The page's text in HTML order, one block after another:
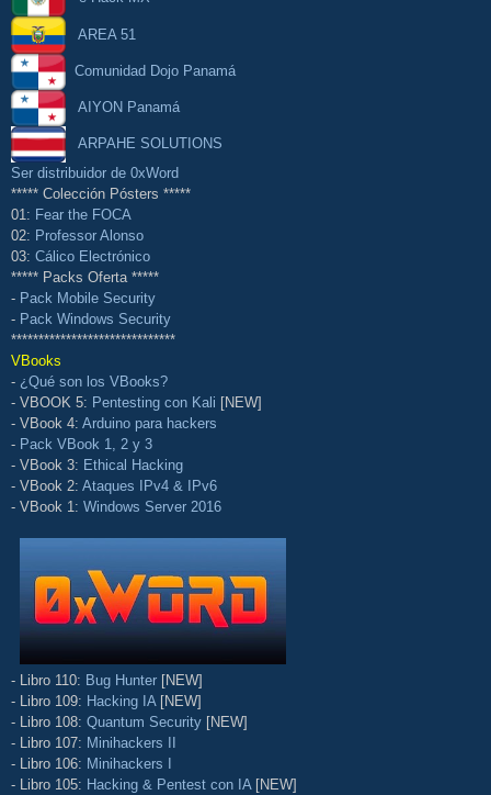
AREA 51
Comunidad Dojo Panamá
AIYON Panamá
ARPAHE SOLUTIONS
Ser distribuidor de 0xWord
***** Colección Pósters *****
01: Fear the FOCA
02: Professor Alonso
03: Cálico Electrónico
***** Packs Oferta *****
- Pack Mobile Security
- Pack Windows Security
******************************
VBooks
- ¿Qué son los VBooks?
- VBOOK 5: Pentesting con Kali [NEW]
- VBook 4: Arduino para hackers
- Pack VBook 1, 2 y 3
- VBook 3: Ethical Hacking
- VBook 2: Ataques IPv4 & IPv6
- VBook 1: Windows Server 2016
- Libro 110: Bug Hunter [NEW]
- Libro 109: Hacking IA [NEW]
- Libro 108: Quantum Security [NEW]
- Libro 107: Minihackers II
- Libro 106: Minihackers I
- Libro 105: Hacking & Pentest con IA [NEW]